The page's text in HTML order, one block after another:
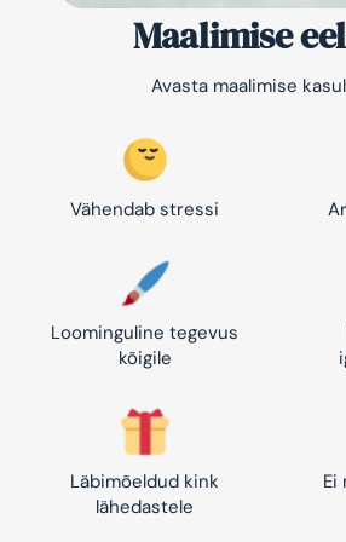
Maalimise
Avasta maalimise
Vähendab stressi
Loominguline tegevus
kõigile
Läbimõeldud kink
lähedastele
Ei